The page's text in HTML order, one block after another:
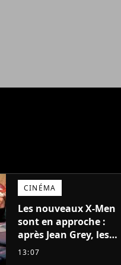
CINÉMA
Les nouveaux X-Men
sont en approche :
après Jean Grey, les
acteurs qui vont jouer
13:07